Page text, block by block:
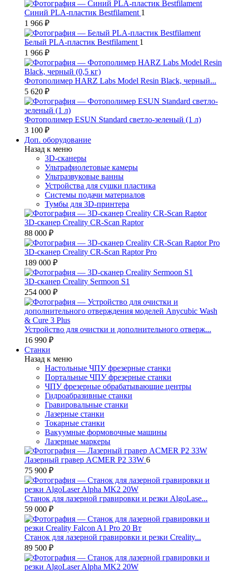
Синий PLA-пластик Bestfilament 1
1 966 ₽
Белый PLA-пластик Bestfilament 1
1 966 ₽
Фотополимер HARZ Labs Model Resin Black, черный...
5 620 ₽
Фотополимер ESUN Standard светло-зеленый (1 л)
3 100 ₽
Доп. оборудование
Назад к меню
3D-сканеры
Ультрафиолетовые камеры
Ультразвуковые ванны
Устройства для сушки пластика
Системы подачи материалов
Тумбы для 3D-принтера
3D-сканер Creality CR-Scan Raptor
88 000 ₽
3D-сканер Creality CR-Scan Raptor Pro
189 000 ₽
3D-сканер Creality Sermoon S1
254 000 ₽
Устройство для очистки и дополнительного отверж...
16 990 ₽
Станки
Назад к меню
Настольные ЧПУ фрезерные станки
Портальные ЧПУ фрезерные станки
ЧПУ фрезерные обрабатывающие центры
Гидроабразивные станки
Гравировальные станки
Лазерные станки
Токарные станки
Вакуумные формовочные машины
Лазерные маркеры
Лазерный гравер ACMER P2 33W 6
75 900 ₽
Станок для лазерной гравировки и резки AlgoLase...
59 000 ₽
Станок для лазерной гравировки и резки Creality...
89 500 ₽